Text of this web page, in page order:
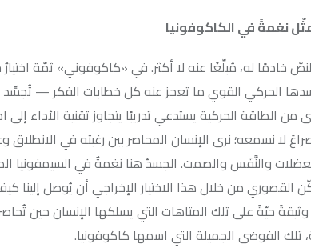
عنه لا أكثر. في «كاكوفوني» ثمّة اختيارٌ جمالي
ما تعجز عنه كل خطابات الفكر — تُجسِّد التنافرَ لا
يستدعي تدريبًا يتجاوز تقنية الأداء إلى امتلاك الفكرة
نرى الإنسان المحاصر بين رغبته في الانطلاق وعائق القمع
الجسدُ هنا نغمةٌ في السيمفونيا المتنافرة، لكنه
هذا الاختيار الإخراجي أن يُوصل إلينا كيف تتكلّم
المتاهات التي يسلكها الإنسان حين تُحاصره السلطة
التي اسمها كاكوفونيا.